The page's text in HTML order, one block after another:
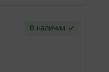
В наличии